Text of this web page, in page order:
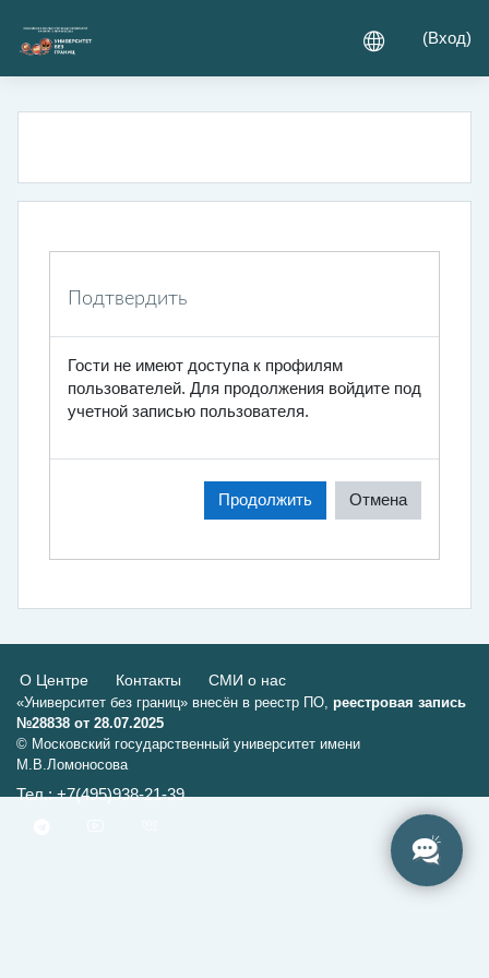
(Вход)
Подтвердить
Гости не имеют доступа к профилям
пользователей. Для продолжения войдите под
учетной записью пользователя.
Продолжить Отмена
О Центре Контакты СМИ о нас
«Университет без границ» внесён в реестр ПО, реестровая запись
№28838 от 28.07.2025
© Московский государственный университет имени
М.В.Ломоносова
Тел.: +7(495)938-21-39